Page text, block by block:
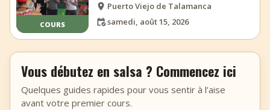
COURS
Puerto Viejo de Talamanca
samedi, août 15, 2026
Vous débutez en salsa ? Commencez ici
Quelques guides rapides pour vous sentir à l’aise
avant votre premier cours.